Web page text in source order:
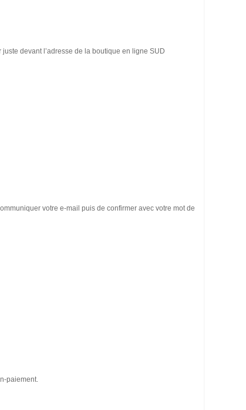
devant l’adresse de la boutique en ligne SUD
votre e-mail puis de confirmer avec votre mot de
paiement.